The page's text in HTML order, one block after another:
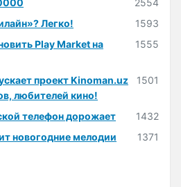
2554
Легко!
1593
Play Market на
1555
проект Kinoman.uz
любителей кино!
1501
телефон дорожает
1432
новогодние мелодии
1371